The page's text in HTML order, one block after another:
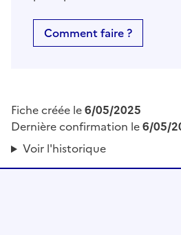
Comment faire ?
Fiche créée le6/05/2025
Dernière confirmation le6/05/
Voir l'historique